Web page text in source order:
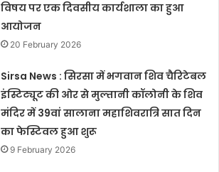
विषय पर एक दिवसीय कार्यशाला का हुआ
आयोजन
20 February 2026
Sirsa News : सिरसा में भगवान शिव चैरिटेबल
इंस्टिट्यूट की ओर से मुल्तानी कॉलोनी के शिव
मंदिर में 39वां सालाना महाशिवरात्रि सात दिन
का फेस्टिवल हुआ शुरू
9 February 2026